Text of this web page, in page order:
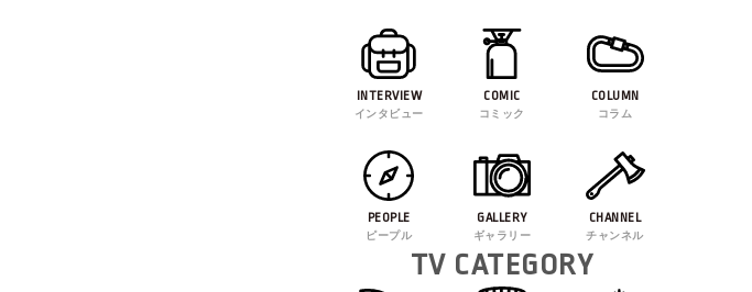
INTERVIEW
インタビュー
COMIC
コミック
COLUMN
コラム
PEOPLE
ピープル
GALLERY
ギャラリー
CHANNEL
チャンネル
TV CATEGORY